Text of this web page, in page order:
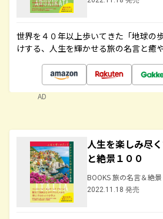
世界を４０年以上歩いてきた「地球の
けする、人生を輝かせる旅の名言と癒
AD
人生を楽しみ尽
と絶景１００
BOOKS 旅の名言＆絶景
2022.11.18 発売